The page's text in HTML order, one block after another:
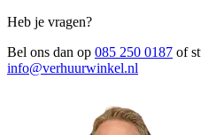
Heb je vragen?
Bel ons dan op 085 250 0187 of
info@verhuurwinkel.nl